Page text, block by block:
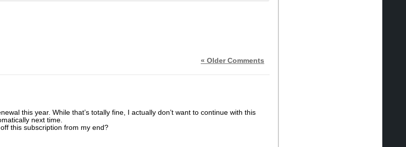
« Older Comments
this year. While that’s totally fine, I actually don’t want to continue with this
next time.
this subscription from my end?